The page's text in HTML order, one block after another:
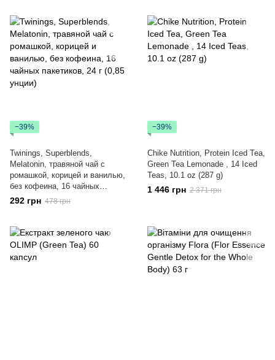
−39%
Twinings, Superblends,
Melatonin, травяной чай с
ромашкой, корицей и ванилью,
без кофеина, 16 чайных
пакетиков, 24 г (0,85 унции)
292 грн 478 грн
−39%
Chike Nutrition, Protein Iced Tea,
Green Tea Lemonade , 14 Iced
Teas, 10.1 oz (287 g)
1 446 грн 2 371 грн